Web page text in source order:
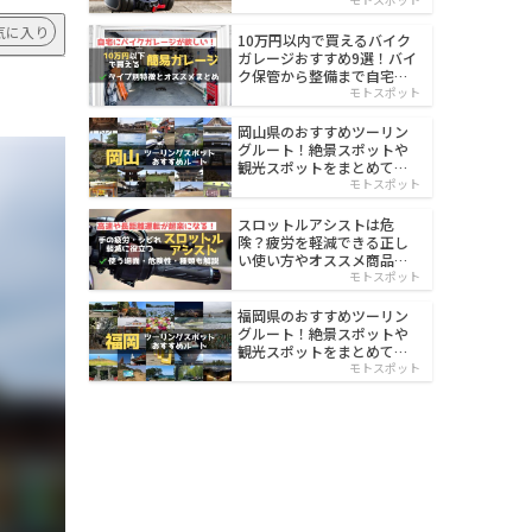
に入り
10万円以内で買えるバイク
ガレージおすすめ9選！バイ
ク保管から整備まで自宅で
モトスポット
岡山県のおすすめツーリン
グルート！絶景スポットや
観光スポットをまとめて紹
モトスポット
スロットルアシストは危
険？疲労を軽減できる正し
い使い方やオススメ商品を
モトスポット
福岡県のおすすめツーリン
グルート！絶景スポットや
観光スポットをまとめて紹
モトスポット